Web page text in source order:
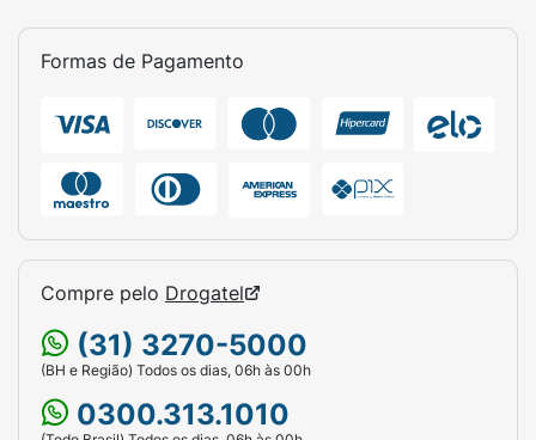
Formas de Pagamento
Compre pelo Drogatel
(31) 3270-5000
(BH e Região) Todos os dias, 06h às 00h
0300.313.1010